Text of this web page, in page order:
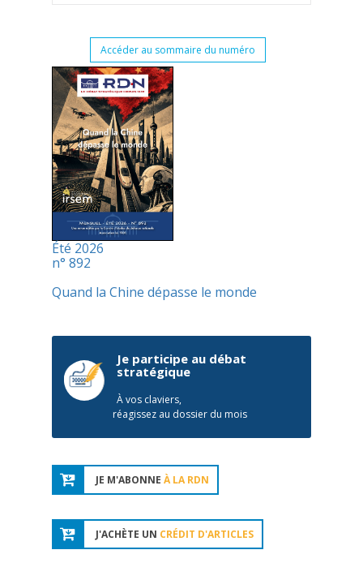
Accéder au sommaire du numéro
Été 2026
n° 892
Quand la Chine dépasse le monde
Je participe au débat
stratégique
À vos claviers,
réagissez au dossier du mois
JE M'ABONNE À LA RDN
J'ACHÈTE UN CRÉDIT D'ARTICLES